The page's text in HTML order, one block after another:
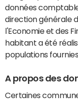
données
direction générale
l'Economie et des
habitant a été
populations
A propos des
Certaines